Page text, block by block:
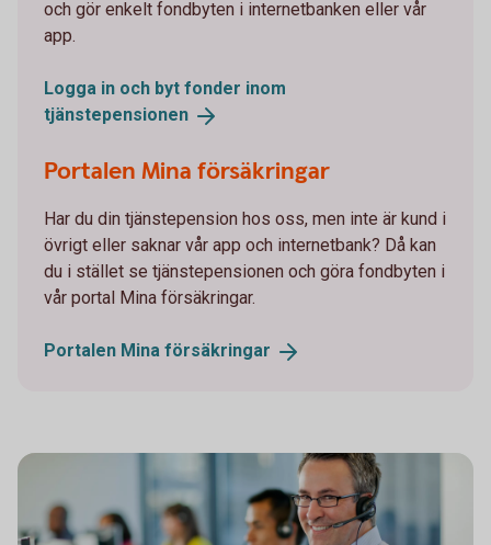
och gör enkelt fondbyten i internetbanken eller vår
app.
Logga in och byt fonder inom
tjänstepensionen
Portalen Mina försäkringar
Har du din tjänstepension hos oss, men inte är kund i
övrigt eller saknar vår app och internetbank? Då kan
du i stället se tjänstepensionen och göra fondbyten i
vår portal Mina försäkringar.
Portalen Mina försäkringar